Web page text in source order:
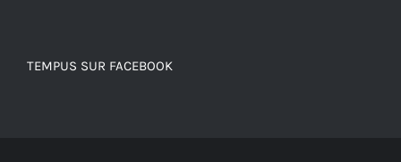
TEMPUS SUR FACEBOOK